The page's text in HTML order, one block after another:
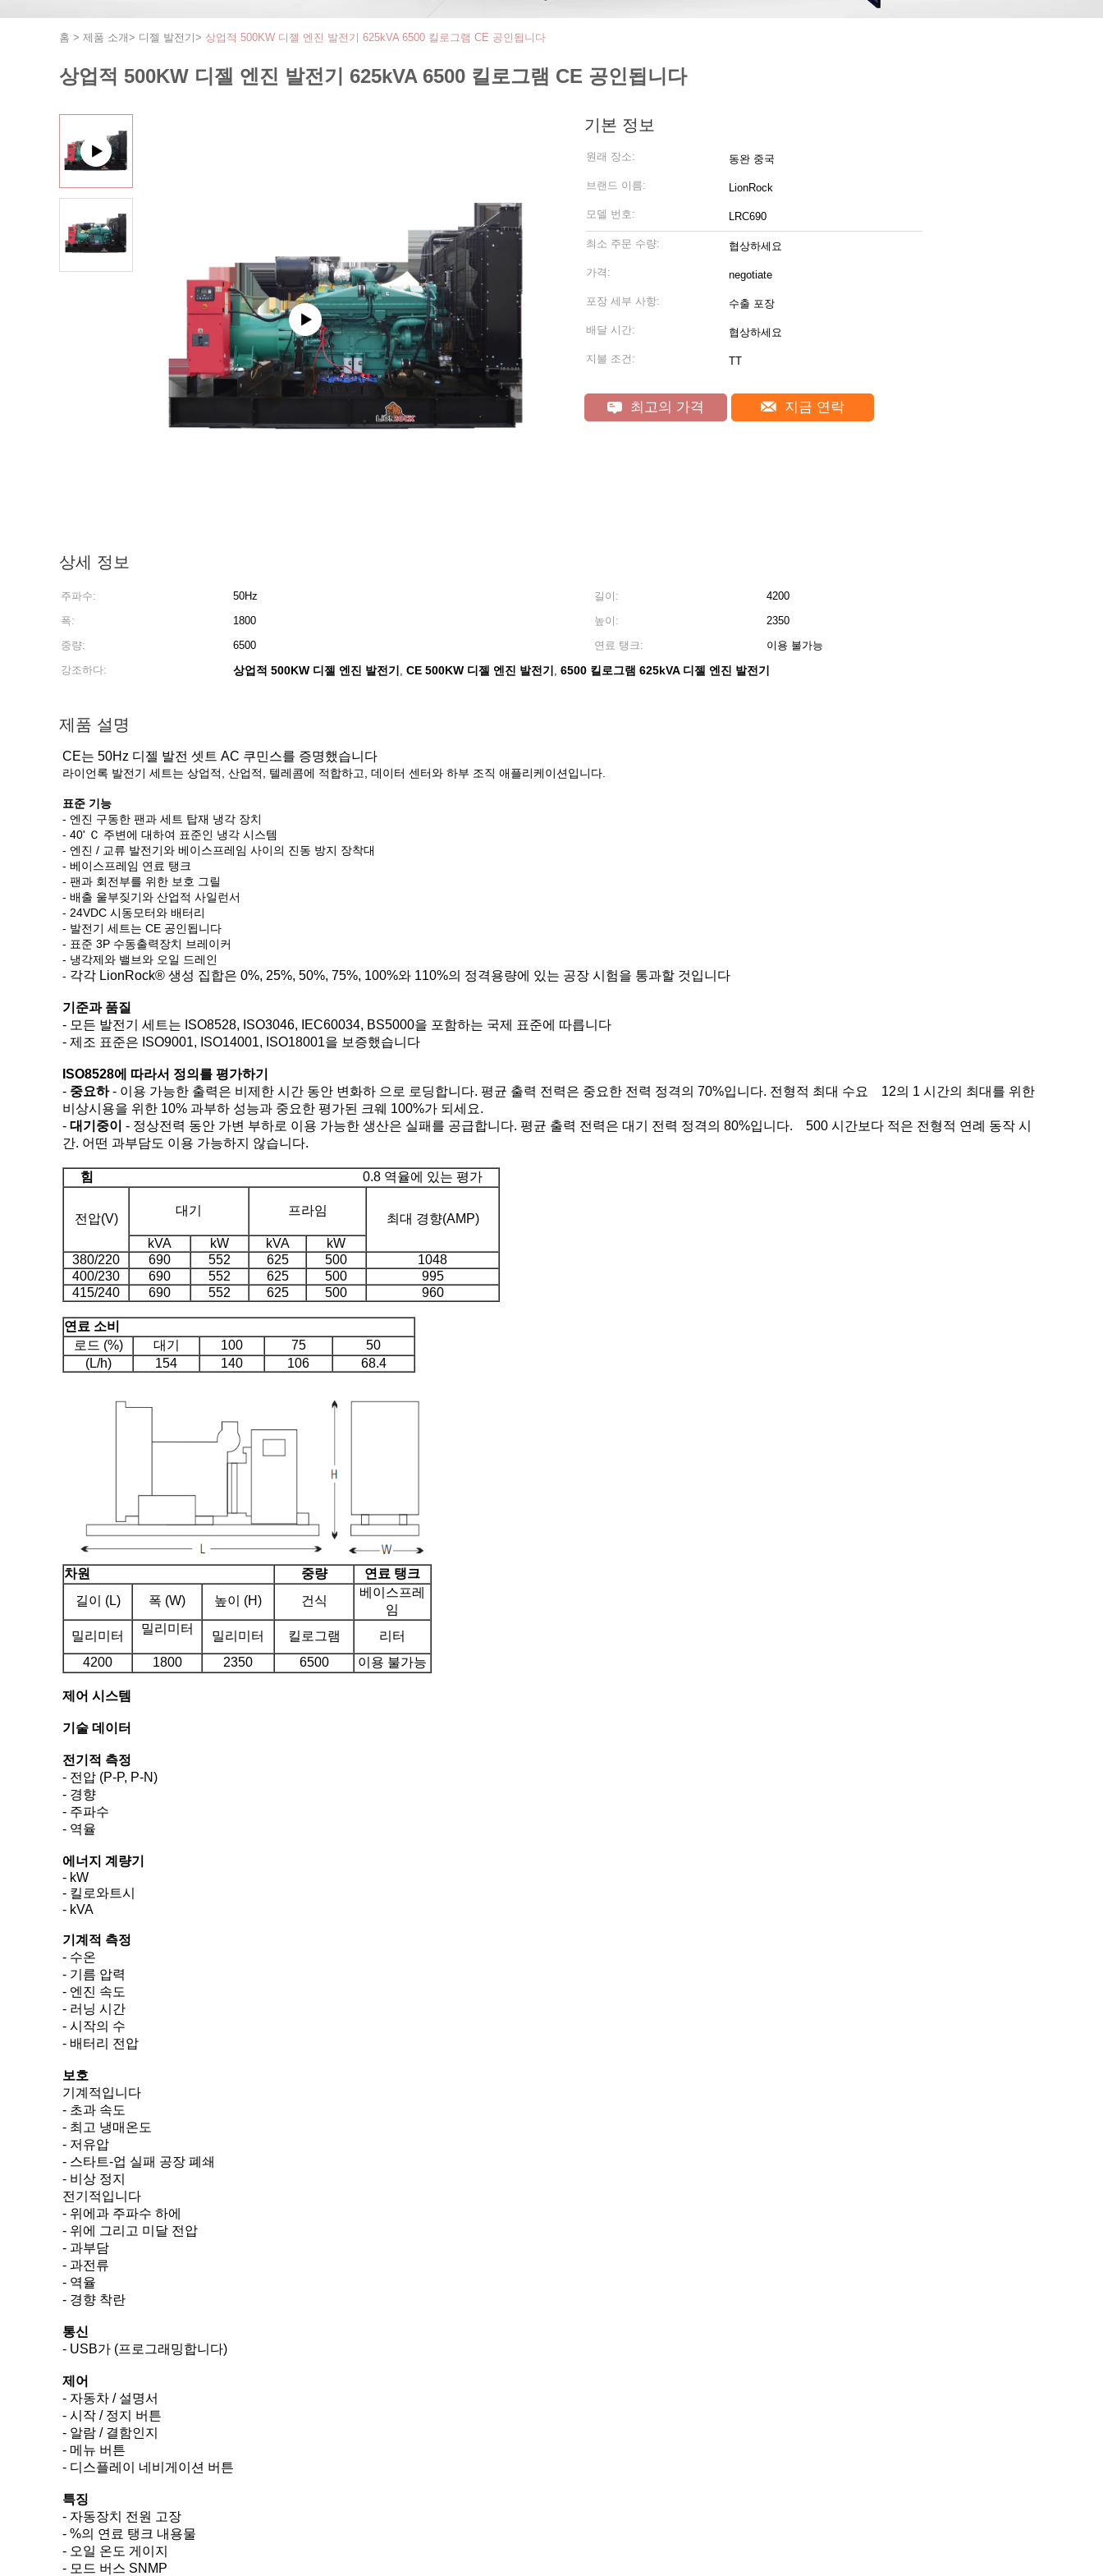
홈 > 제품 소개> 디젤 발전기> 상업적 500KW 디젤 엔진 발전기 625kVA 6500 킬로그램 CE 공인됩니다
상업적 500KW 디젤 엔진 발전기 625kVA 6500 킬로그램 CE 공인됩니다
기본 정보
원래 장소: 동완 중국
브랜드 이름: LionRock
모델 번호: LRC690
최소 주문 수량: 협상하세요
가격: negotiate
포장 세부 사항: 수출 포장
배달 시간: 협상하세요
지불 조건: TT
최고의 가격 지금 연락
상세 정보
주파수: 50Hz 길이:
4200
폭:
1800 높이:
2350
중량:
6500 연료 탱크:
이용 불가능
강조하다:
상업적 500KW 디젤 엔진 발전기 , CE 500KW 디젤 엔진 발전기 , 6500 킬로그램 625kVA 디젤 엔진 발전기
제품 설명
CE는 50Hz 디젤 발전 셋트 AC 쿠민스를 증명했습니다
라이언록 발전기 세트는 상업적, 산업적, 텔레콤에 적합하고, 데이터 센터와 하부 조직 애플리케이션입니다.
표준 기능
- 엔진 구동한 팬과 세트 탑재 냉각 장치
- 40' Ｃ 주변에 대하여 표준인 냉각 시스템
- 엔진 / 교류 발전기와 베이스프레임 사이의 진동 방지 장착대
- 베이스프레임 연료 탱크
- 팬과 회전부를 위한 보호 그릴
- 배출 울부짖기와 산업적 사일런서
- 24VDC 시동모터와 배터리
- 발전기 세트는 CE 공인됩니다
- 표준 3P 수동출력장치 브레이커
- 냉각제와 밸브와 오일 드레인
- 각각 LionRock® 생성 집합은 0%, 25%, 50%, 75%, 100%와 110%의 정격용량에 있는 공장 시험을 통과할 것입니다
기준과 품질
- 모든 발전기 세트는 ISO8528, ISO3046, IEC60034, BS5000을 포함하는 국제 표준에 따릅니다
- 제조 표준은 ISO9001, ISO14001, ISO18001을 보증했습니다
ISO8528에 따라서 정의를 평가하기
- 중요하- 이용 가능한 출력은 비제한 시간 동안 변화하 으로 로딩합니다. 평균 출력 전력은 중요한 전력 정격의 70%입니다. 전형적 최대 수요 12의 1 시간의 최대를 위한
비상시용을 위한 10% 과부하 성능과 중요한 평가된 크웨 100%가 되세요.
- 대기중이 - 정상전력 동안 가변 부하로 이용 가능한 생산은 실패를 공급합니다. 평균 출력 전력은 대기 전력 정격의 80%입니다. 500 시간보다 적은 전형적 연례 동작 시
간. 어떤 과부담도 이용 가능하지 않습니다.
힘 0.8 역율에 있는 평가
전압(V)
대기 프라임
최대 경향(AMP)
kVA
kW kVA
kW
380/220
690 552 625 500
1048
400/230
690 552 625 500
995
415/240
690 552 625 500 960
연료 소비
로드 (%)
대기 100 75
50
(L/h)
154 140 106 68.4
차원 중량
연료 탱크
길이 (L)
폭 (W) 높이 (H) 건식
베이스프레
임
밀리미터
밀리미터
밀리미터 킬로그램
리터
4200
1800 2350 6500 이용 불가능
제어 시스템
기술 데이터
전기적 측정
- 전압 (P-P, P-N)
- 경향
- 주파수
- 역율
에너지 계량기
- kW
- 킬로와트시
- kVA
기계적 측정
- 수온
- 기름 압력
- 엔진 속도
- 러닝 시간
- 시작의 수
- 배터리 전압
보호
기계적입니다
- 초과 속도
- 최고 냉매온도
- 저유압
- 스타트-업 실패 공장 폐쇄
- 비상 정지
전기적입니다
- 위에과 주파수 하에
- 위에 그리고 미달 전압
- 과부담
- 과전류
- 역율
- 경향 착란
통신
- USB가 (프로그래밍합니다)
제어
- 자동차 / 설명서
- 시작 / 정지 버튼
- 알람 / 결함인지
- 메뉴 버튼
- 디스플레이 네비게이션 버튼
특징
- 자동장치 전원 고장
- %의 연료 탱크 내용물
- 오일 온도 게이지
- 모드 버스 SNMP